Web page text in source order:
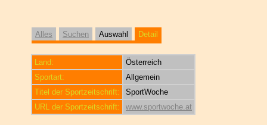
Alles Suchen Auswahl Detail
Land:
Österreich
Sportart:
Allgemein
Titel der Sportzeitschrift:
SportWoche
URL der Sportzeitschrift:
www.sportwoche.at